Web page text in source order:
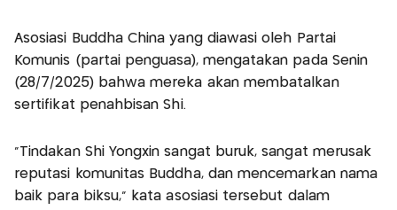
Asosiasi Buddha China yang diawasi oleh Partai
Komunis (partai penguasa), mengatakan pada Senin
(28/7/2025) bahwa mereka akan membatalkan
sertifikat penahbisan Shi.
"Tindakan Shi Yongxin sangat buruk, sangat merusak
reputasi komunitas Buddha, dan mencemarkan nama
baik para biksu," kata asosiasi tersebut dalam